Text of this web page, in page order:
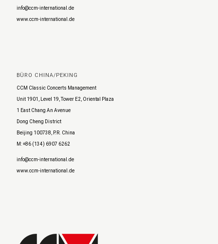
info@ccm-international.de
www.ccm-international.de
BÜRO CHINA/PEKING
CCM Classic Concerts Management
Unit 1901, Level 19, Tower E2, Oriental Plaza
1 East Chang An Avenue
Dong Cheng District
Beijing 100738, P.R. China
M: +86 (134) 6907 6262
info@ccm-international.de
www.ccm-international.de